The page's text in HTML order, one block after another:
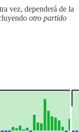
vez, dependerá de la
otro partido